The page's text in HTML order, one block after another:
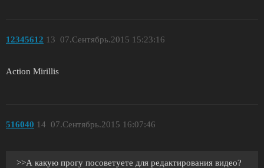
12345612 07.Сентябрь.2015 15:23:16
13
Action Mirillis
516040 07.Сентябрь.2015 16:07:46
14
>>А какую прогу посоветуете для редактирования видео?